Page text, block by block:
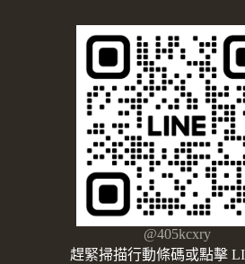
@405kcxry
趕緊掃描行動條碼或點擊